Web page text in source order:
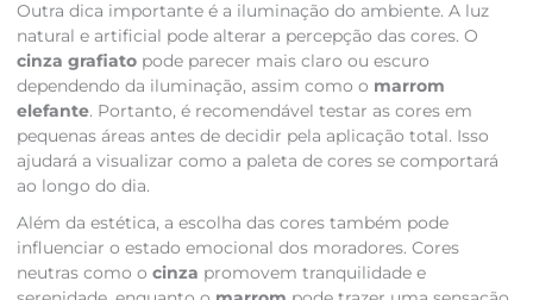
Outra dica importante é a iluminação do ambiente. A luz
natural e artificial pode alterar a percepção das cores. O
cinza grafiatopode parecer mais claro ou escuro
dependendo da iluminação, assim como o marrom
elefante. Portanto, é recomendável testar as cores em
pequenas áreas antes de decidir pela aplicação total. Isso
ajudará a visualizar como a paleta de cores se comportará
ao longo do dia.
Além da estética, a escolha das cores também pode
influenciar o estado emocional dos moradores. Cores
neutras como o cinza promovem tranquilidade e